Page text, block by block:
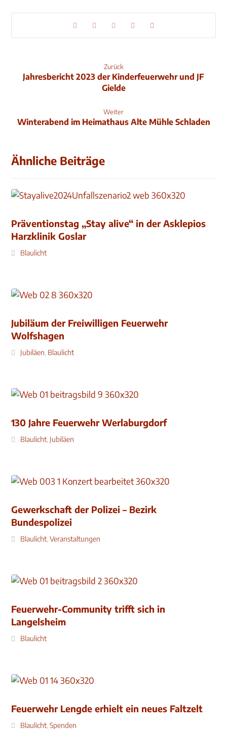
Zurück
Jahresbericht 2023 der Kinderfeuerwehr und JF
Gielde
Weiter
Winterabend im Heimathaus Alte Mühle Schladen
Ähnliche Beiträge
Präventionstag „Stay alive“ in der Asklepios
Harzklinik Goslar
Blaulicht
Jubiläum der Freiwilligen Feuerwehr
Wolfshagen
Jubiläen, Blaulicht
130 Jahre Feuerwehr Werlaburgdorf
Blaulicht, Jubiläen
Gewerkschaft der Polizei – Bezirk
Bundespolizei
Blaulicht,Veranstaltungen
Feuerwehr-Community trifft sich in
Langelsheim
Blaulicht
Feuerwehr Lengde erhielt ein neues Faltzelt
Blaulicht,Spenden